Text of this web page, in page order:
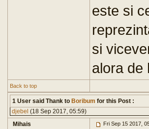
este si
si
alora de
Back to top
1 User said Thank to Boribum for this Post :
djebel (18 Sep 2017, 05:59)
Mihais
Fri Sep 15 2017,